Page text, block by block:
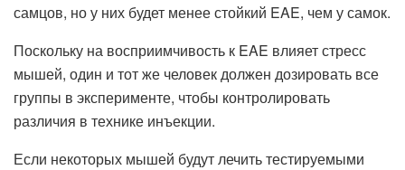
самцов, но у них будет менее стойкий EAE, чем у самок.
Поскольку на восприимчивость к EAE влияет стресс
мышей, один и тот же человек должен дозировать все
группы в эксперименте, чтобы контролировать
различия в технике инъекции.
Если некоторых мышей будут лечить тестируемыми